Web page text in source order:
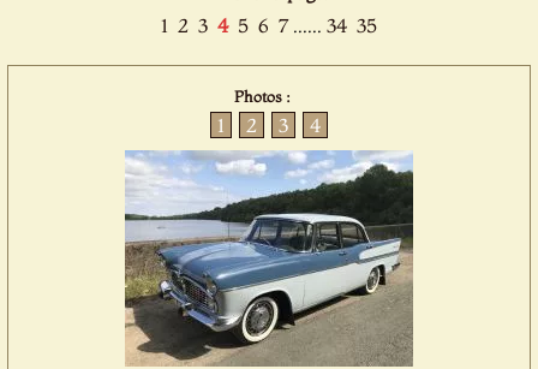
1 2 3 4 5 6 7 ...... 34 35
Photos :
1 2 3 4